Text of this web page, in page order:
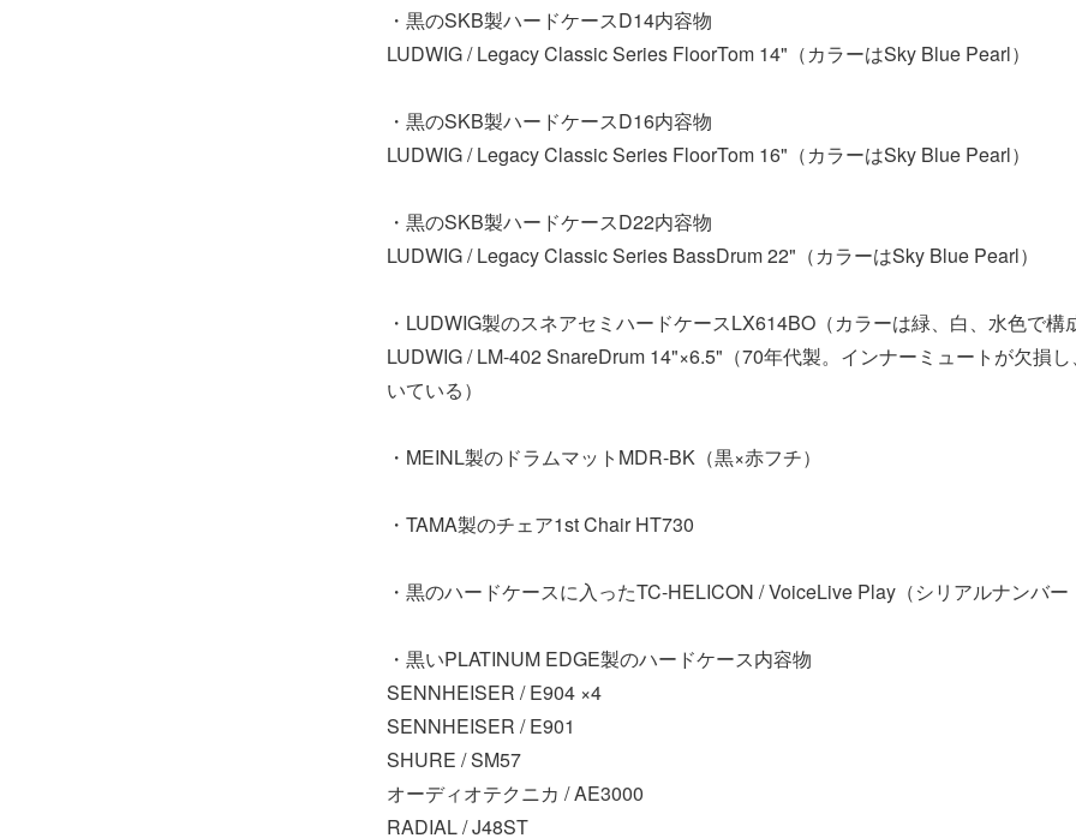
・黒のSKB製ハードケースD14内容物
LUDWIG / Legacy Classic Series FloorTom 14"（カラーはSky Blue Pearl）
・黒のSKB製ハードケースD16内容物
LUDWIG / Legacy Classic Series FloorTom 16"（カラーはSky Blue Pearl）
・黒のSKB製ハードケースD22内容物
LUDWIG / Legacy Classic Series BassDrum 22"（カラーはSky Blue Pearl）
・LUDWIG製のスネアセミハードケースLX614BO（カラーは緑、白、水色で構
LUDWIG / LM-402 SnareDrum 14"×6.5"（70年代製。インナーミュートが欠損
いている）
・MEINL製のドラムマットMDR-BK（黒×赤フチ）
・TAMA製のチェア1st Chair HT730
・黒のハードケースに入ったTC-HELICON / VoiceLive Play（シリアルナンバー
・黒いPLATINUM EDGE製のハードケース内容物
SENNHEISER / E904 ×4
SENNHEISER / E901
SHURE / SM57
オーディオテクニカ / AE3000
RADIAL / J48ST